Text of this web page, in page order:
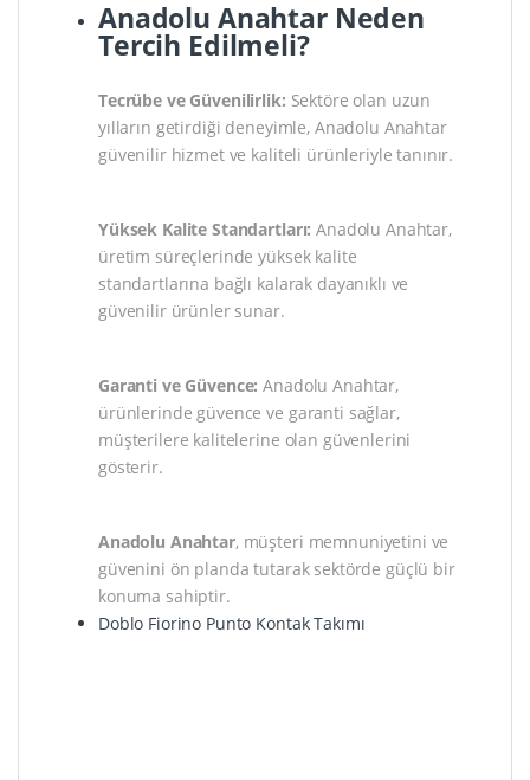
Anadolu Anahtar Neden
Tercih Edilmeli?
Tecrübe ve Güvenilirlik: Sektöre olan uzun
yılların getirdiği deneyimle, Anadolu Anahtar
güvenilir hizmet ve kaliteli ürünleriyle tanınır.
Yüksek Kalite Standartları: Anadolu Anahtar,
üretim süreçlerinde yüksek kalite
standartlarına bağlı kalarak dayanıklı ve
güvenilir ürünler sunar.
Garanti ve Güvence: Anadolu Anahtar,
ürünlerinde güvence ve garanti sağlar,
müşterilere kalitelerine olan güvenlerini
gösterir.
Anadolu Anahtar, müşteri memnuniyetini ve
güvenini ön planda tutarak sektörde güçlü bir
konuma sahiptir.
Doblo Fiorino Punto Kontak Takımı